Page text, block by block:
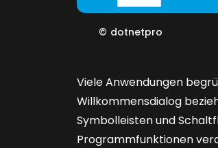
© dotnetpro
Viele Anwendungen
Willkommensdialog
Symbolleisten und
Programmfunktionen